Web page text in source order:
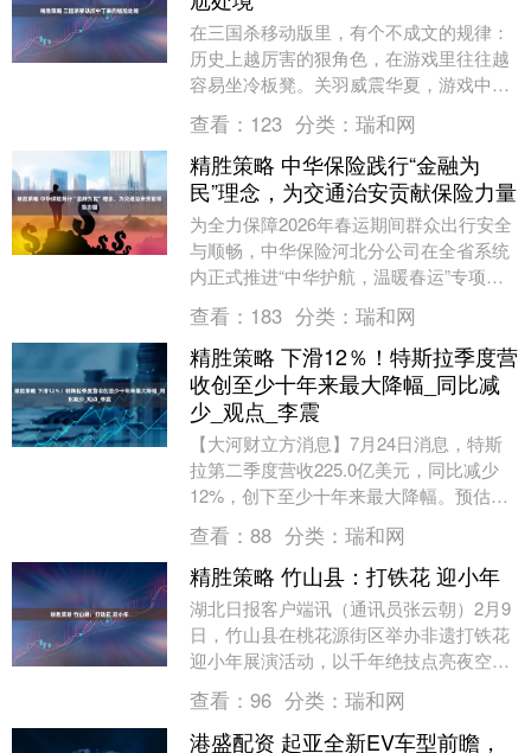
在三国杀移动版里，有个不成文的规律：
历史上越厉害的狠角色，在游戏里往往越
容易坐冷板凳。关羽威震华夏，游戏中却
常沦为“不动白”；而今天要说的主角——
东吴大将丁奉，....
查看： 123 分类： 瑞和网
精胜策略 中华保险践行“金融为
民”理念，为交通治安贡献保险力量
为全力保障2026年春运期间群众出行安全
与顺畅，中华保险河北分公司在全省系统
内正式推进“中华护航，温暖春运”专项服
务活动。活动自2月1日启动以来，已在全
省多个重....
查看： 183 分类： 瑞和网
精胜策略 下滑12％！特斯拉季度营
收创至少十年来最大降幅_同比减
少_观点_李震
【大河财立方消息】7月24日消息，特斯
拉第二季度营收225.0亿美元，同比减少
12%，创下至少十年来最大降幅。预估
226.4亿美元；第二季度净利润11.72亿
美....
查看： 88 分类： 瑞和网
精胜策略 竹山县：打铁花 迎小年
湖北日报客户端讯（通讯员张云朝）2月9
日，竹山县在桃花源街区举办非遗打铁花
迎小年展演活动，以千年绝技点亮夜空，
为群众献上一场震撼人心的视觉盛宴。 打
铁花是国家级....
查看： 96 分类： 瑞和网
港盛配资 起亚全新EV车型前瞻，